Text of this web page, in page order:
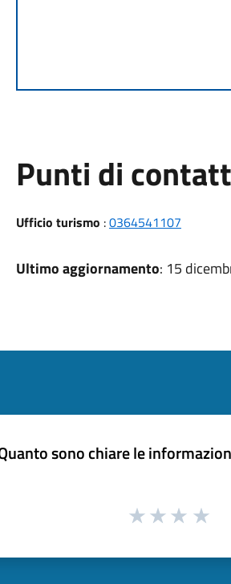
Punti di
Ufficio turismo :0364541107
Ultimo aggiornamento: 15
sono chiare le